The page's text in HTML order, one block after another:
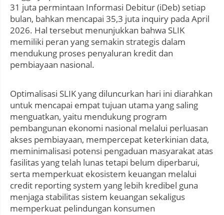
31 juta permintaan Informasi Debitur (iDeb) setiap
bulan, bahkan mencapai 35,3 juta inquiry pada April
2026. Hal tersebut menunjukkan bahwa SLIK
memiliki peran yang semakin strategis dalam
mendukung proses penyaluran kredit dan
pembiayaan nasional.
Optimalisasi SLIK yang diluncurkan hari ini diarahkan
untuk mencapai empat tujuan utama yang saling
menguatkan, yaitu mendukung program
pembangunan ekonomi nasional melalui perluasan
akses pembiayaan, mempercepat keterkinian data,
meminimalisasi potensi pengaduan masyarakat atas
fasilitas yang telah lunas tetapi belum diperbarui,
serta memperkuat ekosistem keuangan melalui
credit reporting system yang lebih kredibel guna
menjaga stabilitas sistem keuangan sekaligus
memperkuat pelindungan konsumen